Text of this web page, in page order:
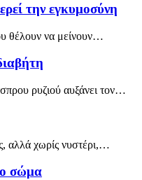
την εγκυμοσύνη
θέλουν να μείνουν…
ρυζιού αυξάνει τον…
αλλά χωρίς νυστέρι,…
σώμα